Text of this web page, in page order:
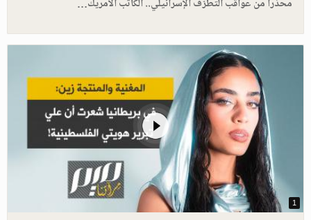
محذرا من عواقب التطرّف الإسرائيلي.. الكاتب الأمريك…
1